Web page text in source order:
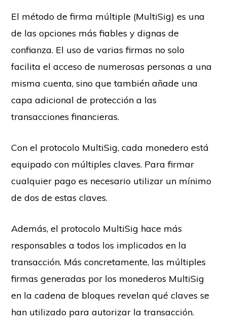
El método de firma múltiple (MultiSig) es una
de las opciones más fiables y dignas de
confianza. El uso de varias firmas no solo
facilita el acceso de numerosas personas a una
misma cuenta, sino que también añade una
capa adicional de protección a las
transacciones financieras.
Con el protocolo MultiSig, cada monedero está
equipado con múltiples claves. Para firmar
cualquier pago es necesario utilizar un mínimo
de dos de estas claves.
Además, el protocolo MultiSig hace más
responsables a todos los implicados en la
transacción. Más concretamente, las múltiples
firmas generadas por los monederos MultiSig
en la cadena de bloques revelan qué claves se
han utilizado para autorizar la transacción.